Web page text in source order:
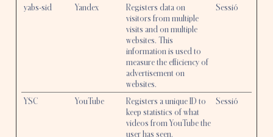
yabs-sid Yandex
Registers data on
visitors from multiple
visits and on multiple
websites. This
information is used to
measure the efficiency of
advertisement on
websites.
Sessió
YSC YouTube
Registers a unique ID to
keep statistics of what
videos from YouTube the
user has seen.
Sessió